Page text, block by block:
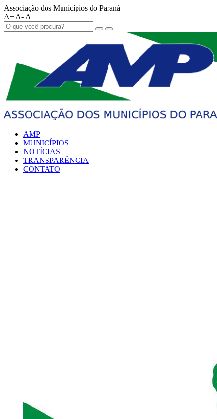
Associação dos Municípios do Paraná
A+ A- A
AMP
MUNICÍPIOS
NOTÍCIAS
TRANSPARÊNCIA
CONTATO